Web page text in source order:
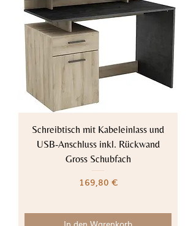
Schreibtisch mit Kabeleinlass und
USB-Anschluss inkl. Rückwand
Gross Schubfach
Preis
169,80 €